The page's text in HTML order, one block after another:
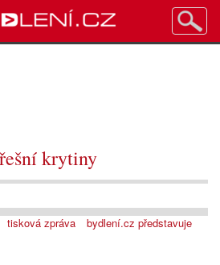
krytiny
tisková zpráva
bydlení.cz představuje